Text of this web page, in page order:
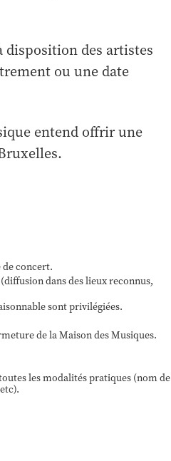
des artistes
ou une date
entend offrir une
de concert.
dans des lieux reconnus,
sont privilégiées.
de la Maison des Musiques.
les modalités pratiques (nom de